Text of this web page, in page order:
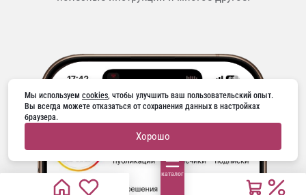
каталог
Мы используем cookies, чтобы улучшить ваш пользовательский опыт.
Вы всегда можете отказаться от сохранения данных в настройках
браузера.
Хорошо